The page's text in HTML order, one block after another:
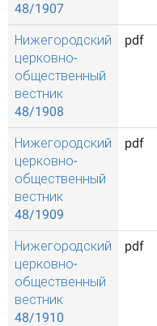
48/1907
Нижегородский
церковно-
общественный
вестник
48/1908
pdf
Нижегородский
церковно-
общественный
вестник
48/1909
pdf
Нижегородский
церковно-
общественный
вестник
48/1910
pdf